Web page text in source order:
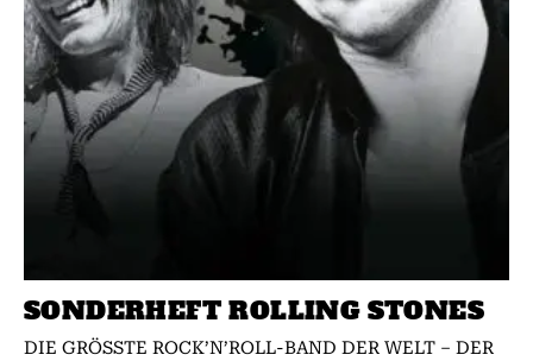
SONDERHEFT ROLLING STONES
DIE GRÖSSTE ROCK’N’ROLL-BAND DER WELT – DER